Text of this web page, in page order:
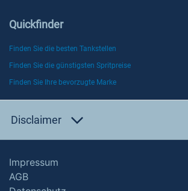
Quickfinder
Finden Sie die besten Tankstellen
Finden Sie die günstigsten Spritpreise
Finden Sie Ihre bevorzugte Marke
Disclaimer
Impressum
AGB